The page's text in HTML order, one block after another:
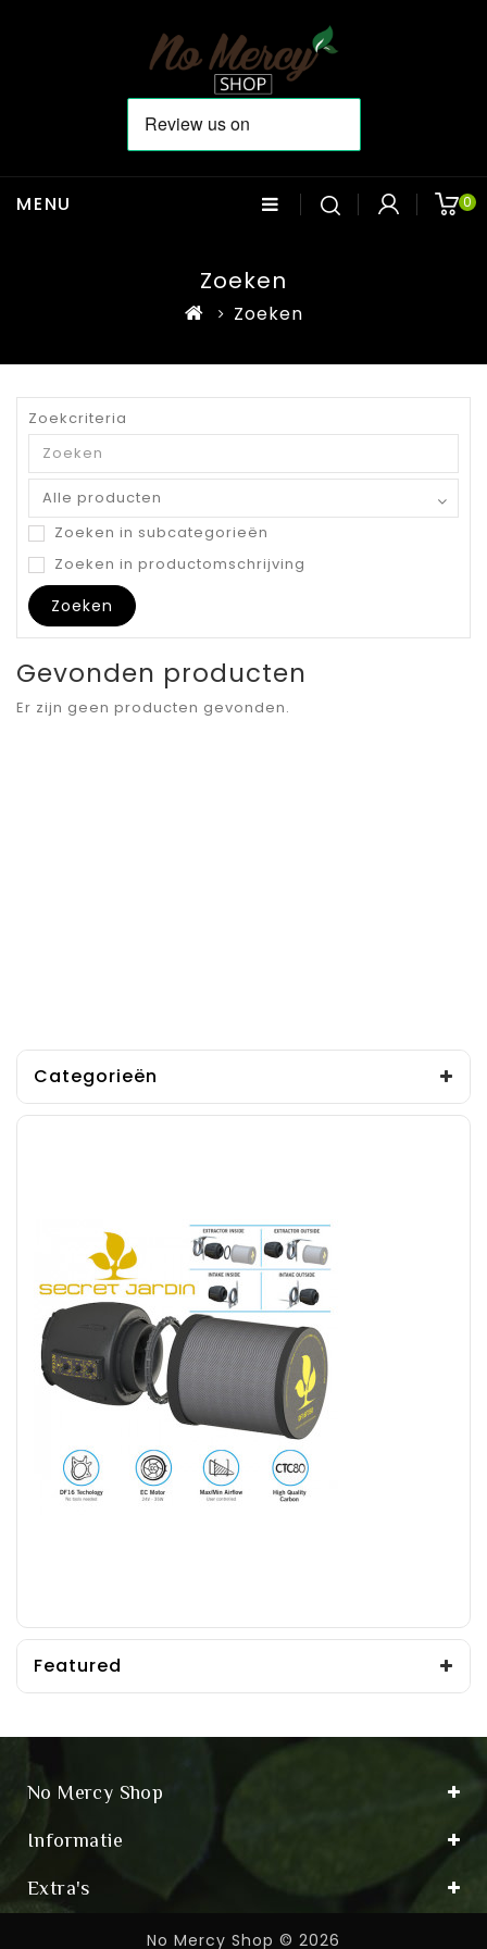
0
MENU
Zoeken
Zoeken
Zoekcriteria
Zoeken in subcategorieën
Zoeken in productomschrijving
Gevonden producten
Er zijn geen producten gevonden.
Categorieën
Featured
No Mercy Shop
Informatie
Extra's
No Mercy Shop © 2026